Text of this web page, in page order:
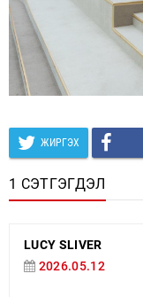
ЖИРГЭХ
1 СЭТГЭГДЭЛ
LUCY SLIVER
2026.05.12